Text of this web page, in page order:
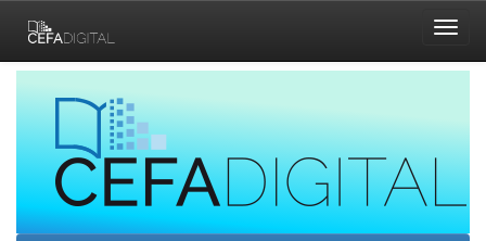
navigation